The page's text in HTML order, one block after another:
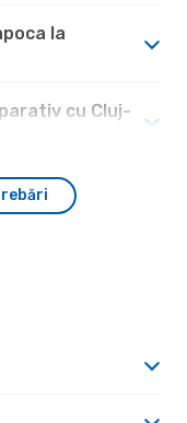
la
cu Cluj-